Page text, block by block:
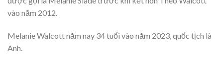
vào năm 2012.
Melanie Walcott năm nay 34 tuổi vào năm 2023, quốc tịch là
Anh.